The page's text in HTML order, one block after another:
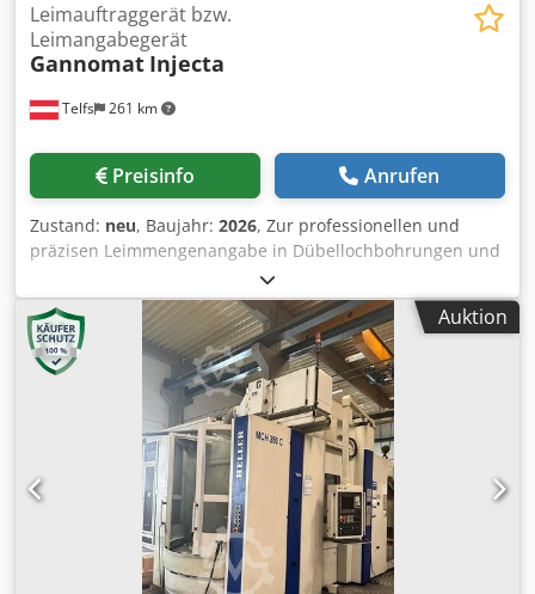
Telfs 261 km
Leimauftraggerät bzw.
Leimangabegerät
Gannomat Injecta
Preisinfo Anrufen
Zustand: neu, Baujahr: 2026, Zur professionellen und
präzisen Leimmengenangabe in Dübellochbohrungen und
Rückwandnuten. Cjdpfxedxz Tps Agdjha Kurzvorstellung: •
Immer gleiche und richtige Leimmenge • Kein
nachträgliches Reinigen der Werkstücke von zu viel Leim
ist notwendig • Einfachste und geringste (1x Woche)
Reinigung des Leimsystems (über Spülprogramm) •
Leimkosteneinsparung • Ergonomische und leichte
Leimpistole verglichen mit Leimflaschen • Schnelles und
genaueres Arbeiten verglichen mit Leimflaschen
Auktion